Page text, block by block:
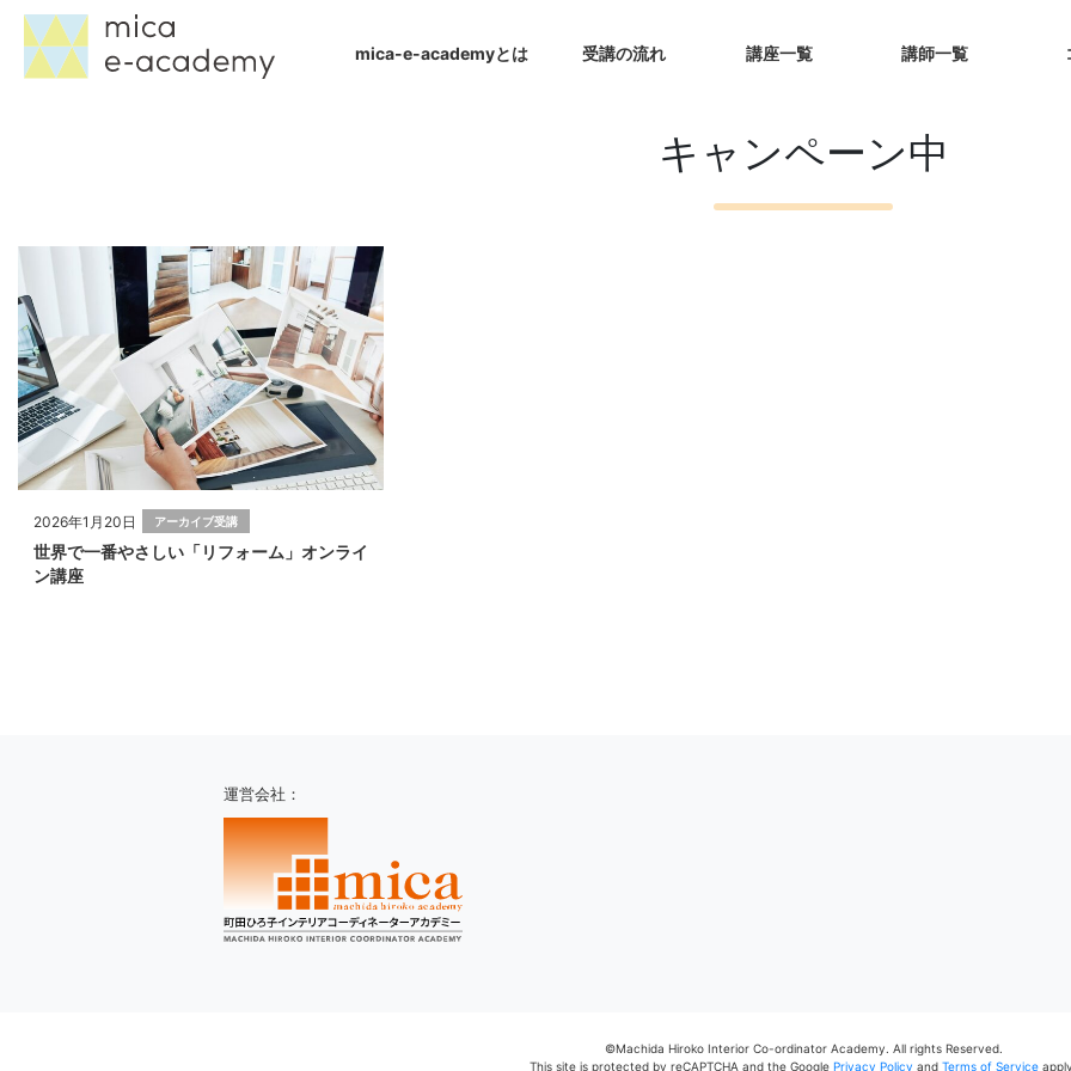
mica-e-academyとは 受講の流れ 講座一覧 講師一覧
キャンペーン中
2026年1月20日 アーカイブ受講
世界で一番やさしい「リフォーム」オンライ
ン講座
運営会社：
©Machida Hiroko Interior Co-ordinator Academy. All rights Reserved.
This site is protected by reCAPTCHA and the Google Privacy Policy and Terms of Service